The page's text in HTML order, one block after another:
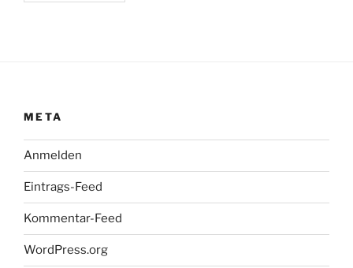
META
Anmelden
Eintrags-Feed
Kommentar-Feed
WordPress.org